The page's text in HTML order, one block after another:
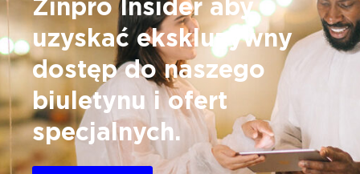
Zinpro Insider aby
uzyskać ekskluzywny
dostęp donaszego
biuletynu i ofert
specjalnych.